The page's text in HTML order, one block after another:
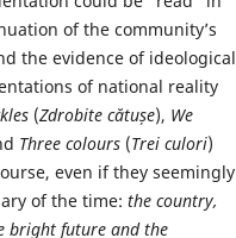
of the community’s
the evidence of ideological
of national reality
(Zdrobite cătușe), We
Three colours (Trei culori)
even if they seemingly
of the time: the country,
bright future and the